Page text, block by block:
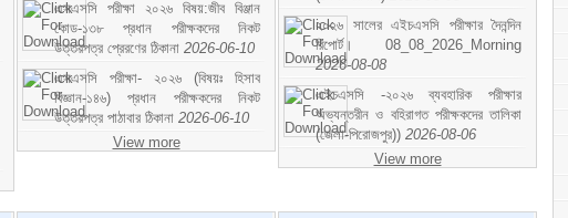
এসএসসি পরীক্ষা ২০২৬ বিষয়:জীব বিঞ্জান
কোড-১৩৮ প্রধান পরীক্ষকদের নিকট
উত্তরপত্র প্রেরণের ঠিকানা 2026-06-10
এসএসসি পরীক্ষা- ২০২৬ (বিষয়ঃ হিসাব
বিজ্ঞান-১৪৬) প্রধান পরীক্ষকদের নিকট
উত্তরপত্র পাঠাবার ঠিকানা 2026-06-10
View more
২০২৬ সালের এইচএসসি পরীক্ষার দৈনন্দিন
রিপোর্ট। 08_08_2026_Morning
2026-08-08
এইচএসসি -২০২৬ ব্যবহারিক পরীক্ষার
অভ্যন্তরীন ও বহিরাগত পরীক্ষকদের তালিকা
(জেলা-পিরোজপুর)) 2026-08-06
View more